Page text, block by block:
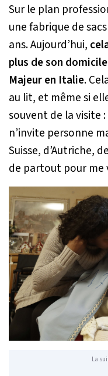
Sur le plan
une fabrique de
ans. Aujourd’hui,
plus de son
Majeur en Italie.
au lit, et même si
souvent de la visite :
n’invite personne
Suisse, d’Autriche,
de partout pour me
La